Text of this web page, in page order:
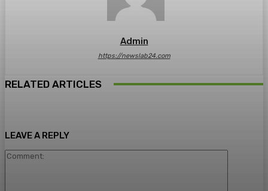
Admin
https://newslab24.com
RELATED ARTICLES
LEAVE A REPLY